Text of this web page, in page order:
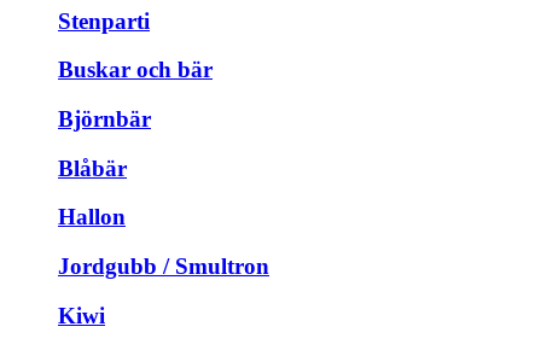
Stenparti
Buskar och bär
Björnbär
Blåbär
Hallon
Jordgubb / Smultron
Kiwi